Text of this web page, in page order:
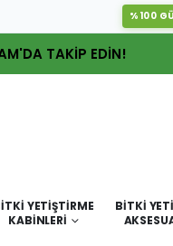
%100
TAKİP EDİN!
YETIŞTIRME
KABINLERI
BITKI